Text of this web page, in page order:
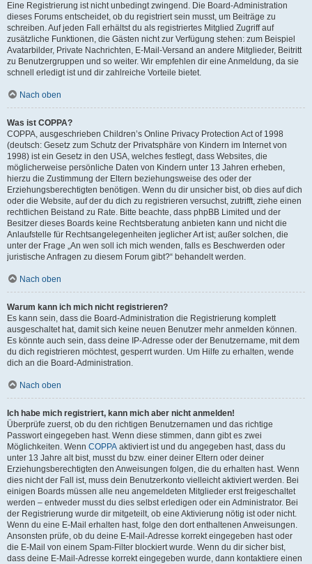
Eine Registrierung ist nicht unbedingt zwingend. Die Board-Administration
dieses Forums entscheidet, ob du registriert sein musst, um Beiträge zu
schreiben. Auf jeden Fall erhältst du als registriertes Mitglied Zugriff auf
zusätzliche Funktionen, die Gästen nicht zur Verfügung stehen: zum Beispiel
Avatarbilder, Private Nachrichten, E-Mail-Versand an andere Mitglieder, Beitritt
zu Benutzergruppen und so weiter. Wir empfehlen dir eine Anmeldung, da sie
schnell erledigt ist und dir zahlreiche Vorteile bietet.
Nach oben
Was ist COPPA?
COPPA, ausgeschrieben Children’s Online Privacy Protection Act of 1998
(deutsch: Gesetz zum Schutz der Privatsphäre von Kindern im Internet von
1998) ist ein Gesetz in den USA, welches festlegt, dass Websites, die
möglicherweise persönliche Daten von Kindern unter 13 Jahren erheben,
hierzu die Zustimmung der Eltern beziehungsweise des oder der
Erziehungsberechtigten benötigen. Wenn du dir unsicher bist, ob dies auf dich
oder die Website, auf der du dich zu registrieren versuchst, zutrifft, ziehe einen
rechtlichen Beistand zu Rate. Bitte beachte, dass phpBB Limited und der
Besitzer dieses Boards keine Rechtsberatung anbieten kann und nicht die
Anlaufstelle für Rechtsangelegenheiten jeglicher Art ist; außer solchen, die
unter der Frage „An wen soll ich mich wenden, falls es Beschwerden oder
juristische Anfragen zu diesem Forum gibt?“ behandelt werden.
Nach oben
Warum kann ich mich nicht registrieren?
Es kann sein, dass die Board-Administration die Registrierung komplett
ausgeschaltet hat, damit sich keine neuen Benutzer mehr anmelden können.
Es könnte auch sein, dass deine IP-Adresse oder der Benutzername, mit dem
du dich registrieren möchtest, gesperrt wurden. Um Hilfe zu erhalten, wende
dich an die Board-Administration.
Nach oben
Ich habe mich registriert, kann mich aber nicht anmelden!
Überprüfe zuerst, ob du den richtigen Benutzernamen und das richtige
Passwort eingegeben hast. Wenn diese stimmen, dann gibt es zwei
Möglichkeiten. Wenn COPPA aktiviert ist und du angegeben hast, dass du
unter 13 Jahre alt bist, musst du bzw. einer deiner Eltern oder deiner
Erziehungsberechtigten den Anweisungen folgen, die du erhalten hast. Wenn
dies nicht der Fall ist, muss dein Benutzerkonto vielleicht aktiviert werden. Bei
einigen Boards müssen alle neu angemeldeten Mitglieder erst freigeschaltet
werden – entweder musst du dies selbst erledigen oder ein Administrator. Bei
der Registrierung wurde dir mitgeteilt, ob eine Aktivierung nötig ist oder nicht.
Wenn du eine E-Mail erhalten hast, folge den dort enthaltenen Anweisungen.
Ansonsten prüfe, ob du deine E-Mail-Adresse korrekt eingegeben hast oder
die E-Mail von einem Spam-Filter blockiert wurde. Wenn du dir sicher bist,
dass deine E-Mail-Adresse korrekt eingegeben wurde, dann kontaktiere einen